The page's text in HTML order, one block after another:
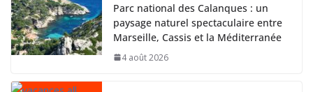
Parc national des Calanques : un
paysage naturel spectaculaire entre
Marseille, Cassis et la Méditerranée
4 août 2026